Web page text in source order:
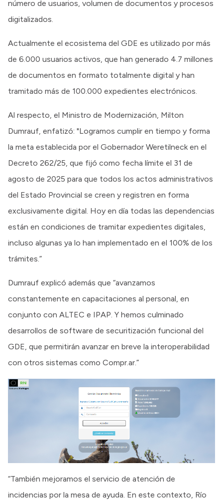
número de usuarios, volumen de documentos y procesos
digitalizados.
Actualmente el ecosistema del GDE es utilizado por más
de 6.000 usuarios activos, que han generado 4.7 millones
de documentos en formato totalmente digital y han
tramitado más de 100.000 expedientes electrónicos.
Al respecto, el Ministro de Modernización, Milton
Dumrauf, enfatizó: "Logramos cumplir en tiempo y forma
la meta establecida por el Gobernador Weretilneck en el
Decreto 262/25, que fijó como fecha límite el 31 de
agosto de 2025 para que todos los actos administrativos
del Estado Provincial se creen y registren en forma
exclusivamente digital. Hoy en día todas las dependencias
están en condiciones de tramitar expedientes digitales,
incluso algunas ya lo han implementado en el 100% de los
trámites.”
Dumrauf explicó además que “avanzamos
constantemente en capacitaciones al personal, en
conjunto con ALTEC e IPAP. Y hemos culminado
desarrollos de software de securitización funcional del
GDE, que permitirán avanzar en breve la interoperabilidad
con otros sistemas como Compr.ar.”
“También mejoramos el servicio de atención de
incidencias por la mesa de ayuda. En este contexto, Río